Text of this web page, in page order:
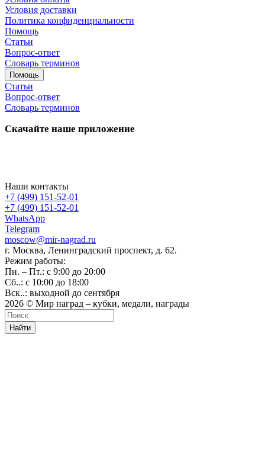
Условия доставки
Политика конфиденциальности
Помощь
Статьи
Вопрос-ответ
Словарь терминов
Помощь
Статьи
Вопрос-ответ
Словарь терминов
Скачайте наше приложение
Наши контакты
+7 (499) 151-52-01
+7 (499) 151-52-01
WhatsApp
Telegram
moscow@mir-nagrad.ru
г. Москва, Ленинградский проспект, д. 62.
Режим работы:
Пн. – Пт.: с 9:00 до 20:00
Сб..: с 10:00 до 18:00
Вск..: выходной до сентября
2026 © Мир наград – кубки, медали, награды
Найти